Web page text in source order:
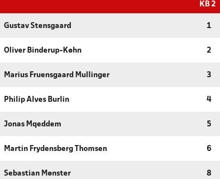
KB 2
Gustav Stensgaard 1
Oliver Binderup-Køhn 2
Marius Fruensgaard Mullinger 3
Philip Alves Burlin 4
Jonas Mqeddem 5
Martin Frydensberg Thomsen 6
Sebastian Mønster 8